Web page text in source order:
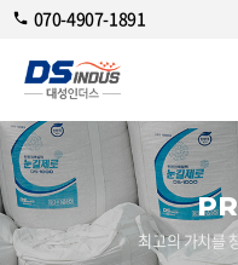
070-4907-1891
최고의 가치를